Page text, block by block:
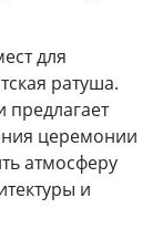
для
ратуша.
предлагает
церемонии
атмосферу
и